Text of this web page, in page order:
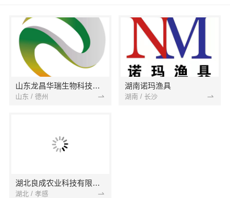
山东龙昌华瑞生物科技有限公司
山东 / 德州
湖南诺玛渔具
湖南 / 长沙
湖北良成农业科技有限公司
湖北 / 孝感